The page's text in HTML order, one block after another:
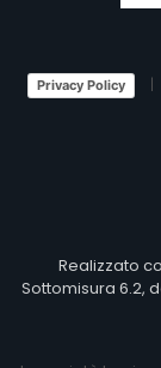
Privacy Policy
Realizzato
Sottomisura 6.2,